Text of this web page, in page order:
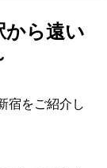
ら遠い
宿をご紹介し